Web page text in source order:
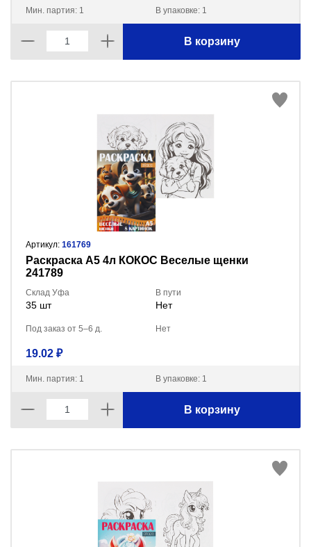
Мин. партия: 1 В упаковке: 1
В корзину
Артикул: 161769
Раскраска А5 4л КОКОС Веселые щенки
241789
Склад Уфа
35 шт
В пути
Нет
Под заказ от 5–6 д. Нет
19.02 ₽
Мин. партия: 1 В упаковке: 1
В корзину